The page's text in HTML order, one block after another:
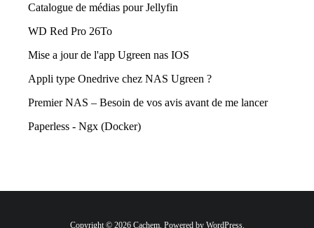
Catalogue de médias pour Jellyfin
WD Red Pro 26To
Mise a jour de l'app Ugreen nas IOS
Appli type Onedrive chez NAS Ugreen ?
Premier NAS – Besoin de vos avis avant de me lancer
Paperless - Ngx (Docker)
Copyright © 2026 Cachem. Powered by WordPress.